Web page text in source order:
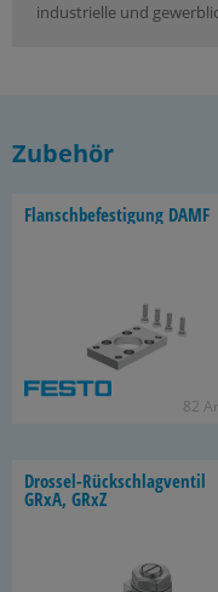
industrielle und
Zubehör
Flansch­be­fes­ti­gung DAMF
82
Drossel-​Rückschlagventil
GRxA, GRxZ